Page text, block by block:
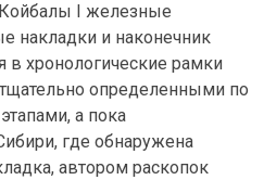
I железные
накладки и наконечник
хронологические рамки
определенными по
а пока
где обнаружена
автором раскопок